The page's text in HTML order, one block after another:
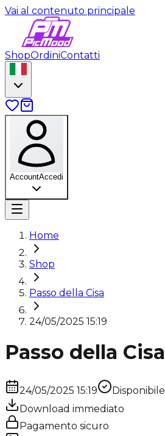
Vai al contenuto principale
ShopOrdiniContatti
AccountAccedi
Home
Shop
Passo della Cisa
24/05/2025 15:19
Passo della Cisa
24/05/2025 15:19
Disponibile
Download immediato
Pagamento sicuro